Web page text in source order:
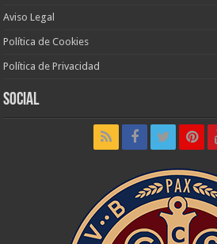
Aviso Legal
Política de Cookies
Política de Privacidad
Social